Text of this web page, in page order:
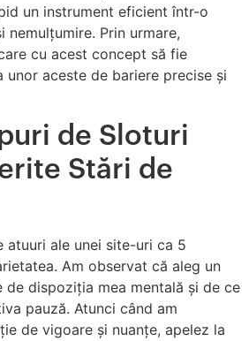
un instrument eficient într-o
nemulțumire. Prin urmare,
cu acest concept să fie
unor aceste de bariere precise și
de Sloturi
Stări de
atuuri ale unei site-uri ca 5
Am observat că aleg un
dispoziția mea mentală și de ce
pauză. Atunci când am
de vigoare și nuanțe, apelez la